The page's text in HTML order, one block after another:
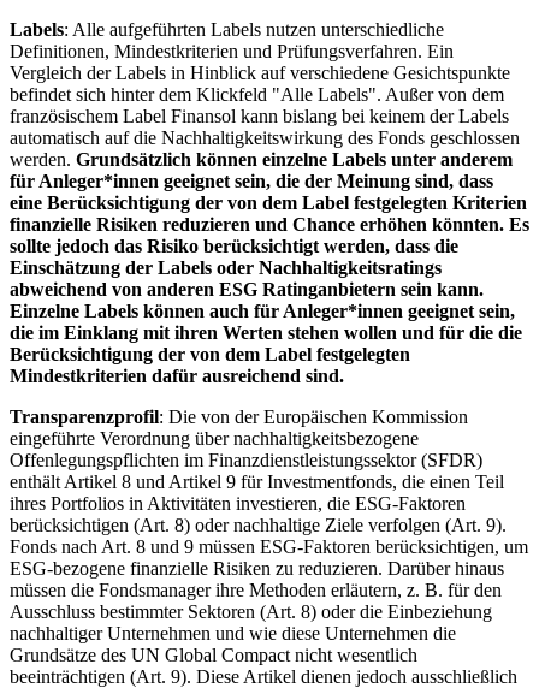
Labels: Alle aufgeführten Labels nutzen unterschiedliche
Definitionen, Mindestkriterien und Prüfungsverfahren. Ein
Vergleich der Labels in Hinblick auf verschiedene Gesichtspunkte
befindet sich hinter dem Klickfeld "Alle Labels". Außer von dem
französischem Label Finansol kann bislang bei keinem der Labels
automatisch auf die Nachhaltigkeitswirkung des Fonds geschlossen
werden. Grundsätzlich können einzelne Labels unter anderem
für Anleger*innen geeignet sein, die der Meinung sind, dass
eine Berücksichtigung der von dem Label festgelegten Kriterien
finanzielle Risiken reduzieren und Chance erhöhen könnten. Es
sollte jedoch das Risiko berücksichtigt werden, dass die
Einschätzung der Labels oder Nachhaltigkeitsratings
abweichend von anderen ESG Ratinganbietern sein kann.
Einzelne Labels können auch für Anleger*innen geeignet sein,
die im Einklang mit ihren Werten stehen wollen und für die die
Berücksichtigung der von dem Label festgelegten
Mindestkriterien dafür ausreichend sind.
Transparenzprofil: Die von der Europäischen Kommission
eingeführte Verordnung über nachhaltigkeitsbezogene
Offenlegungspflichten im Finanzdienstleistungssektor (SFDR)
enthält Artikel 8 und Artikel 9 für Investmentfonds, die einen Teil
ihres Portfolios in Aktivitäten investieren, die ESG-Faktoren
berücksichtigen (Art. 8) oder nachhaltige Ziele verfolgen (Art. 9).
Fonds nach Art. 8 und 9 müssen ESG-Faktoren berücksichtigen, um
ESG-bezogene finanzielle Risiken zu reduzieren. Darüber hinaus
müssen die Fondsmanager ihre Methoden erläutern, z. B. für den
Ausschluss bestimmter Sektoren (Art. 8) oder die Einbeziehung
nachhaltiger Unternehmen und wie diese Unternehmen die
Grundsätze des UN Global Compact nicht wesentlich
beeinträchtigen (Art. 9). Diese Artikel dienen jedoch ausschließlich